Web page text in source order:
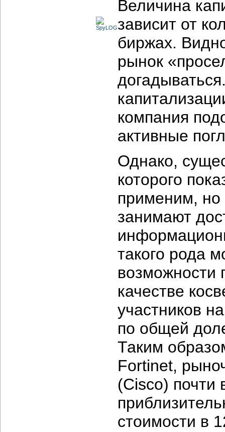
Величина
зависит от
биржах.
рынок
компания
активные
Однако,
которого
применим, но
занимают
такого рода
возможности
качестве
участников
по общей
Таким
Fortinet,
(Cisco) почти
стоимости в